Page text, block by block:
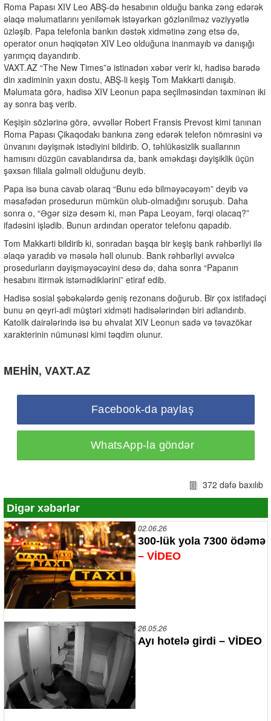
Roma Papası XIV Leo ABŞ-də hesabının olduğu banka zəng edərək
əlaqə məlumatlarını yeniləmək istəyərkən gözlənilməz vəziyyətlə
üzləşib. Papa telefonla bankın dəstək xidmətinə zəng etsə də,
operator onun həqiqətən XIV Leo olduğuna inanmayıb və danışığı
yarımçıq dayandırıb.
VAXT.AZ “The New Times”ə istinadən xəbər verir ki, hadisə barədə
din xadiminin yaxın dostu, ABŞ-li keşiş Tom Makkarti danışıb.
Məlumata görə, hadisə XIV Leonun papa seçilməsindən təxminən iki
ay sonra baş verib.
Keşişin sözlərinə görə, əvvəllər Robert Fransis Prevost kimi tanınan
Roma Papası Çikaqodakı bankına zəng edərək telefon nömrəsini və
ünvanını dəyişmək istədiyini bildirib. O, təhlükəsizlik suallarının
hamısını düzgün cavablandırsa da, bank əməkdaşı dəyişiklik üçün
şəxsən filiala gəlməli olduğunu deyib.
Papa isə buna cavab olaraq “Bunu edə bilməyəcəyəm” deyib və
məsafədən prosedurun mümkün olub-olmadığını soruşub. Daha
sonra o, “Əgər sizə desəm ki, mən Papa Leoyam, fərqi olacaq?”
ifadəsini işlədib. Bunun ardından operator telefonu qapadıb.
Tom Makkarti bildirib ki, sonradan başqa bir keşiş bank rəhbərliyi ilə
əlaqə yaradıb və məsələ həll olunub. Bank rəhbərliyi əvvəlcə
prosedurların dəyişməyəcəyini desə də, daha sonra “Papanın
hesabını itirmək istəmədiklərini” etiraf edib.
Hadisə sosial şəbəkələrdə geniş rezonans doğurub. Bir çox istifadəçi
bunu ən qeyri-adi müştəri xidməti hadisələrindən biri adlandırıb.
Katolik dairələrində isə bu əhvalat XIV Leonun sadə və təvazökar
xarakterinin nümunəsi kimi təqdim olunur.
MEHİN, VAXT.AZ
Facebook-da paylaş
WhatsApp-la göndər
372 dəfə baxılıb
Digər xəbərlər
02.06.26
300-lük yola 7300 ödəmə
– VİDEO
26.05.26
Ayı hotelə girdi – VİDEO